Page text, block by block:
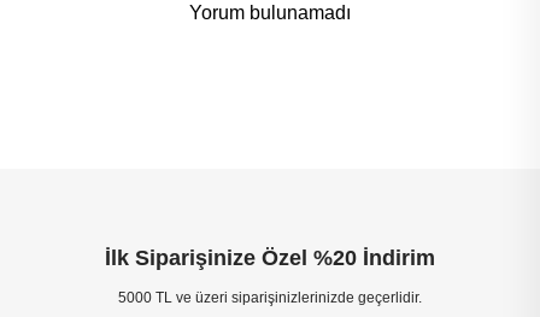
Yorum bulunamadı
İlk Siparişinize Özel %20 İndirim
5000 TL ve üzeri siparişinizlerinizde geçerlidir.